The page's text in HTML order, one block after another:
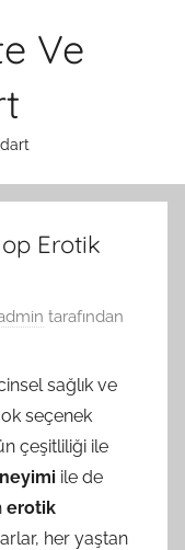
Ve
Erotik
tarafından
sağlık ve
seçenek
çeşitliliği ile
ile de
erotik
her yaştan